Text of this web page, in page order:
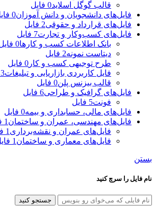
قالب گوگل اسلاید0 فایل
فایل‌های دانشجویان و دانش آموزان0 فایل
فایل‌های قرارداد و حقوقی2 فایل
فایل‌های کسب‌وکار و تجارت7 فایل
بانک اطلاعات کسب و کارها0 فایل
دیتاست نمونه2 فایل
طرح توجیهی کسب و کار 0 فایل
فایل کاربردی بازاریابی و تبلیغات3 فایل
قالب بیزنس پلن0 فایل
فایل‌های گرافیک و طراحی6 فایل
فونت5 فایل
فایل‌های مالی، حسابداری و بیمه0 فایل
فایل‌های مهندسی، عمران و ساختمان 1 فایل
فایل‌های عمران و نقشه‌برداری 1 فایل
فایل‌های معماری و ساختمان 1 فایل
بستن
نام فایل را سرچ کنید
جستجو کنید